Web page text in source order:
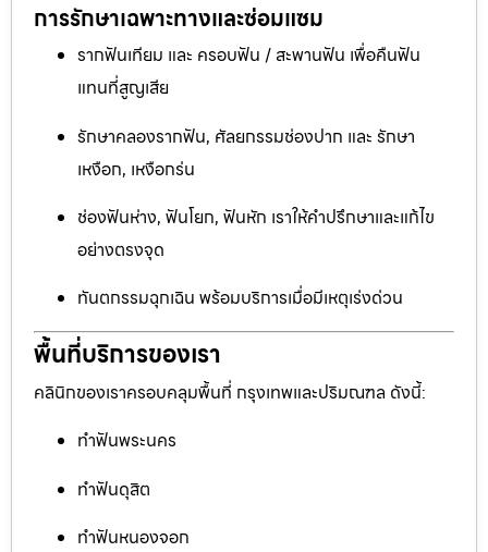
การรักษาเฉพาะทางและซ่อมแซม
รากฟันเทียม และ ครอบฟัน / สะพานฟัน เพื่อคืนฟัน
แทนที่สูญเสีย
รักษาคลองรากฟัน, ศัลยกรรมช่องปาก และ รักษา
เหงือก, เหงือกร่น
ช่องฟันห่าง, ฟันโยก, ฟันหัก เราให้คำปรึกษาและแก้ไข
อย่างตรงจุด
ทันตกรรมฉุกเฉิน พร้อมบริการเมื่อมีเหตุเร่งด่วน
พื้นที่บริการของเรา
คลินิกของเราครอบคลุมพื้นที่ กรุงเทพและปริมณฑล ดังนี้:
ทำฟันพระนคร
ทำฟันดุสิต
ทำฟันหนองจอก